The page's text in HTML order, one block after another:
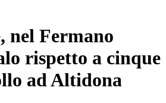
nel Fermano
rispetto a cinque
ad Altidona